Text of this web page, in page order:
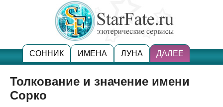
СОННИК ИМЕНА ЛУНА ДАЛЕЕ
Толкование и значение имени
Сорко